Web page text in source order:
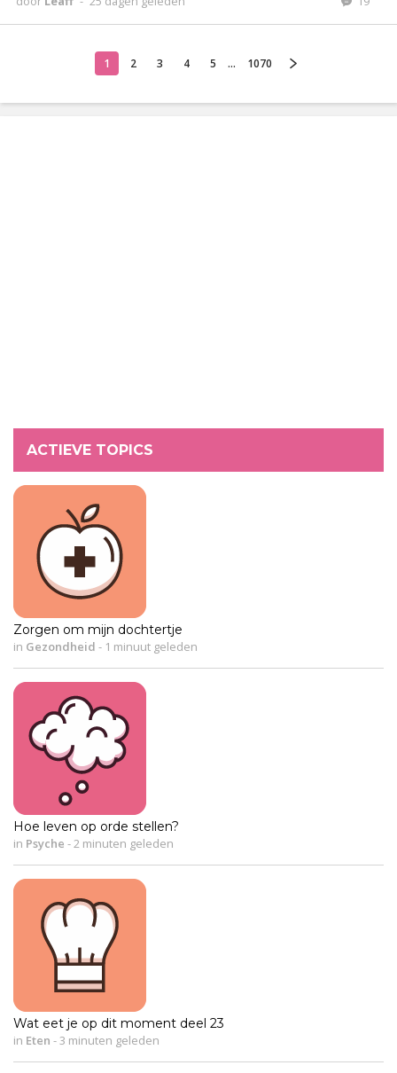
1 2 3 4 5 ... 1070
ACTIEVE TOPICS
Zorgen om mijn dochtertje
in Gezondheid - 1 minuut geleden
Hoe leven op orde stellen?
in Psyche - 2 minuten geleden
Wat eet je op dit moment deel 23
in Eten - 3 minuten geleden